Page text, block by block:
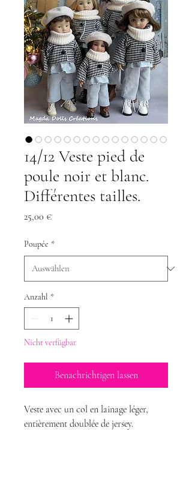
14/12 Veste pied de
poule noir et blanc.
Différentes tailles.
25,00 €Preis
Poupée *
Anzahl *
Nicht verfügbar
Benachrichtigen lassen
Veste avec un col en lainage léger,
entièrement doublée de jersey.